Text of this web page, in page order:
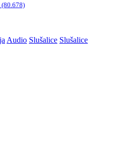
(80.678)
Audio Slušalice Slušalice